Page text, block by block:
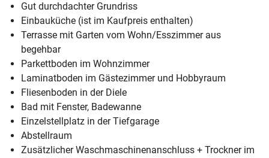
Gut durchdachter Grundriss
Einbauküche (ist im Kaufpreis enthalten)
Terrasse mit Garten vom Wohn/Esszimmer aus
begehbar
Parkettboden im Wohnzimmer
Laminatboden im Gästezimmer und Hobbyraum
Fliesenboden in der Diele
Bad mit Fenster, Badewanne
Einzelstellplatz in der Tiefgarage
Abstellraum
Zusätzlicher Waschmaschinenanschluss + Trockner im